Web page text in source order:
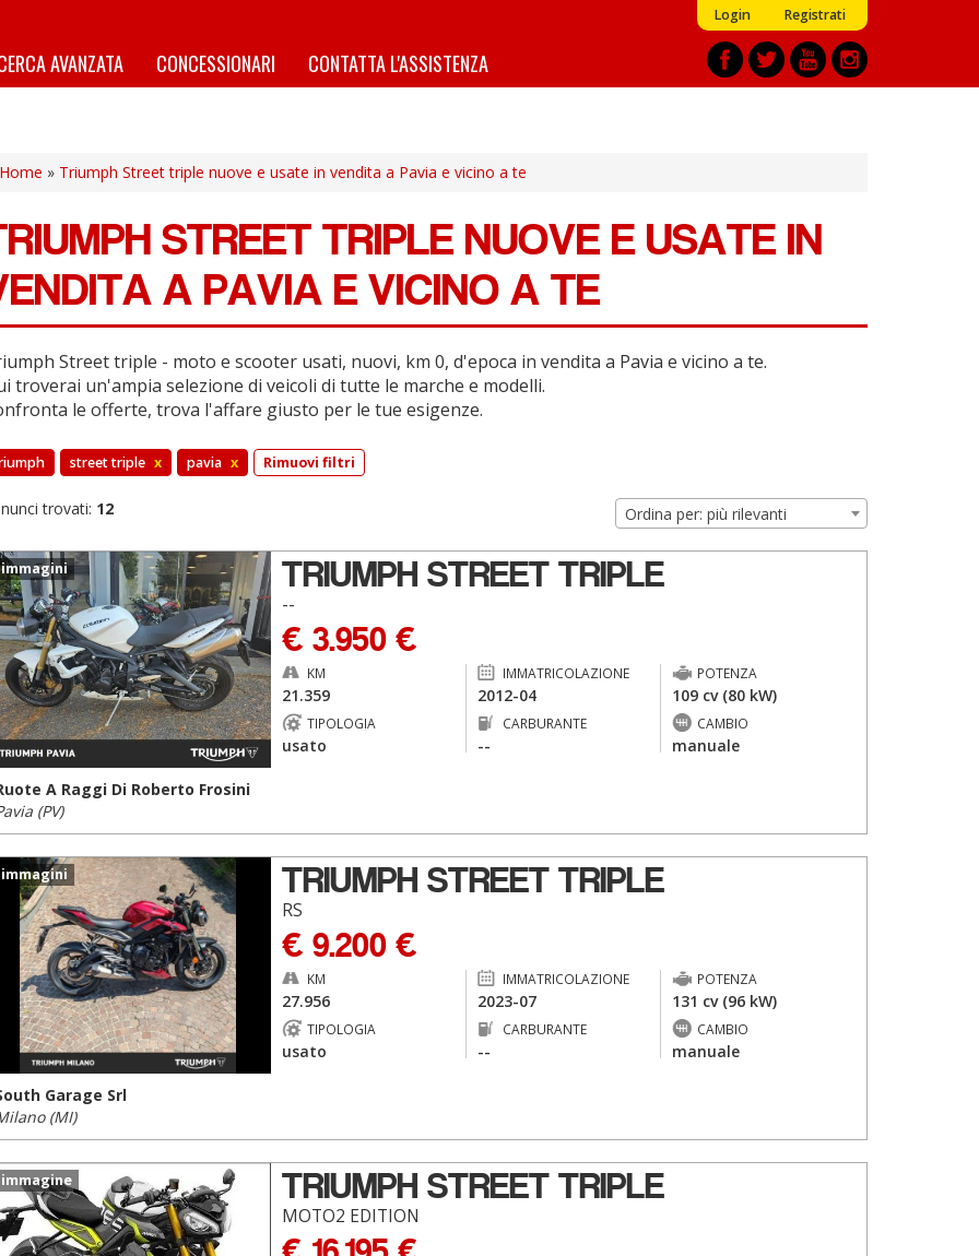
Login Registrati
AVANZATA CONCESSIONARI CONTATTA L'ASSISTENZA
Home » Triumph Street triple nuove e usate in vendita a Pavia e vicino a te
STREET TRIPLE NUOVE E USATE IN
A PAVIA E VICINO A TE
Street triple - moto e scooter usati, nuovi, km 0, d'epoca in vendita a Pavia e vicino a te.
troverai un'ampia selezione di veicoli di tutte le marche e modelli.
le offerte, trova l'affare giusto per le tue esigenze.
street triple x pavia x Rimuovi filtri
trovati: 12 Ordina per: più rilevanti
immagini TRIUMPH STREET TRIPLE
--
€ 3.950 €
KM
21.359
IMMATRICOLAZIONE
2012-04
POTENZA
109 cv (80 kW)
TIPOLOGIA
usato
CARBURANTE
--
CAMBIO
manuale
A Raggi Di Roberto Frosini
(PV)
immagini TRIUMPH STREET TRIPLE
RS
€ 9.200 €
KM
27.956
IMMATRICOLAZIONE
2023-07
POTENZA
131 cv (96 kW)
TIPOLOGIA
usato
CARBURANTE
--
CAMBIO
manuale
Garage Srl
(MI)
immagine TRIUMPH STREET TRIPLE
MOTO2 EDITION